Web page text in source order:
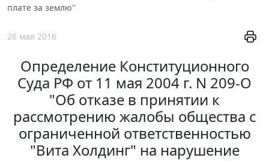
плате за землю"
26 мая 2016
Определение Конституционного
Суда РФ от 11 мая 2004 г. N 209-О
"Об отказе в принятии к
рассмотрению жалобы общества с
ограниченной ответственностью
"Вита Холдинг" на нарушение